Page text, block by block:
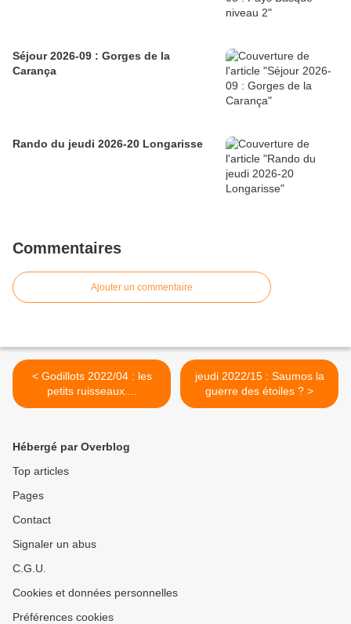
Séjour 2026-09 : Gorges de la
Carança
Rando du jeudi 2026-20 Longarisse
Commentaires
Ajouter un commentaire
< Godillots 2022/04 : les
petits ruisseaux....
jeudi 2022/15 : Saumos la
guerre des étoiles ? >
Hébergé par Overblog
Top articles
Pages
Contact
Signaler un abus
C.G.U.
Cookies et données personnelles
Préférences cookies